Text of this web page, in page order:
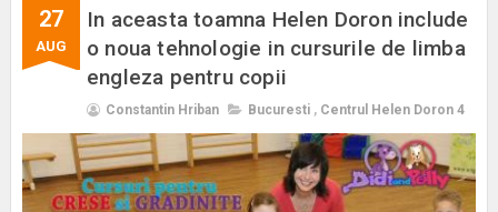
27
AUG
In aceasta toamna Helen Doron include
o noua tehnologie in cursurile de limba
engleza pentru copii
Constantin Hriban Bucuresti , Centrul Helen Doron 4